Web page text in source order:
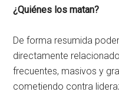
¿Quiénes los matan?
De forma resumida
directamente
frecuentes, masivos y
cometiendo contra